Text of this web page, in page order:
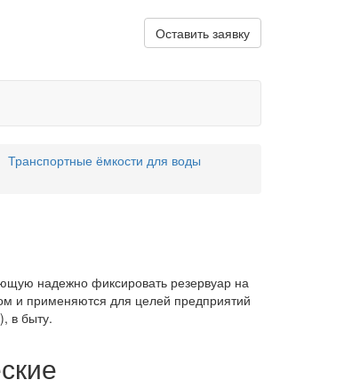
Оставить заявку
Транспортные ёмкости для воды
надежно фиксировать резервуар на
и применяются для целей предприятий
в быту.